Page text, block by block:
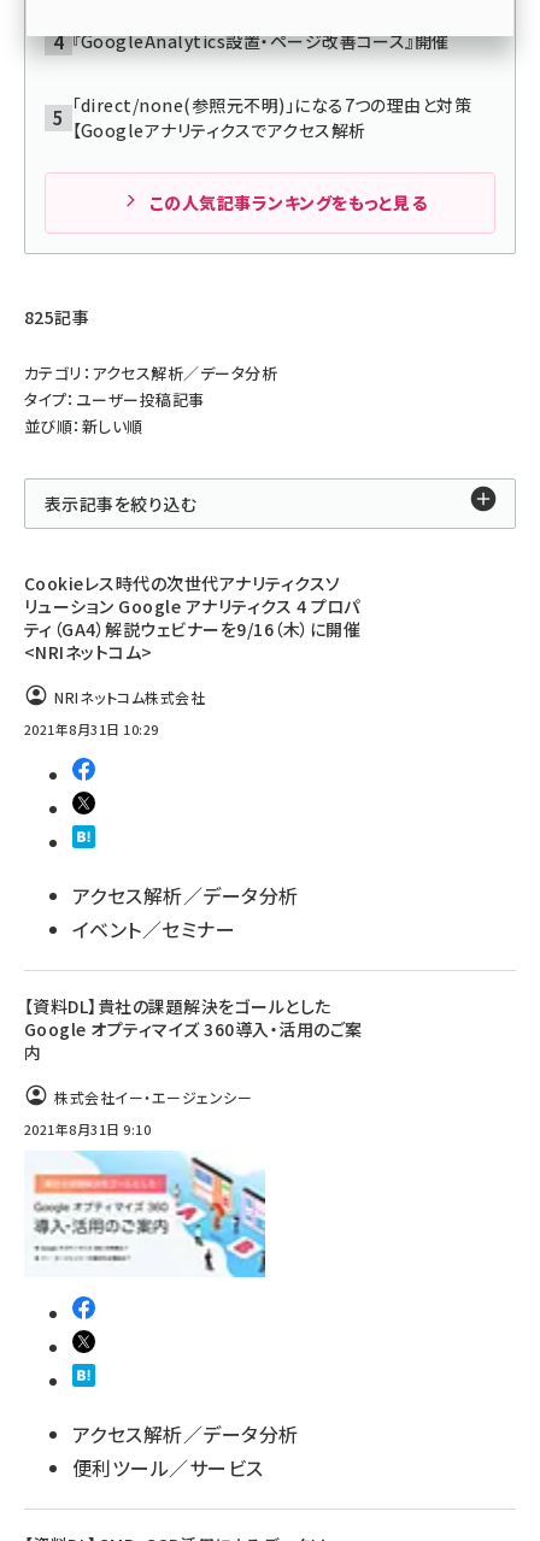
『GoogleAnalytics設置・ページ改善コース』開催
「direct/none(参照元不明)」になる7つの理由と対策
【Googleアナリティクスでアクセス解析
この人気記事ランキングをもっと見る
825記事
カテゴリ：アクセス解析／データ分析
タイプ：ユーザー投稿記事
並び順：新しい順
表示記事を絞り込む
Cookieレス時代の次世代アナリティクスソ
リューション Google アナリティクス 4 プロパ
ティ（GA4）解説ウェビナーを9/16（木）に開催
<NRIネットコム>
NRIネットコム株式会社
2021年8月31日 10:29
アクセス解析／データ分析
イベント／セミナー
【資料DL】貴社の課題解決をゴールとした
Google オプティマイズ 360導入・活用のご案
内
株式会社イー・エージェンシー
2021年8月31日 9:10
アクセス解析／データ分析
便利ツール／サービス